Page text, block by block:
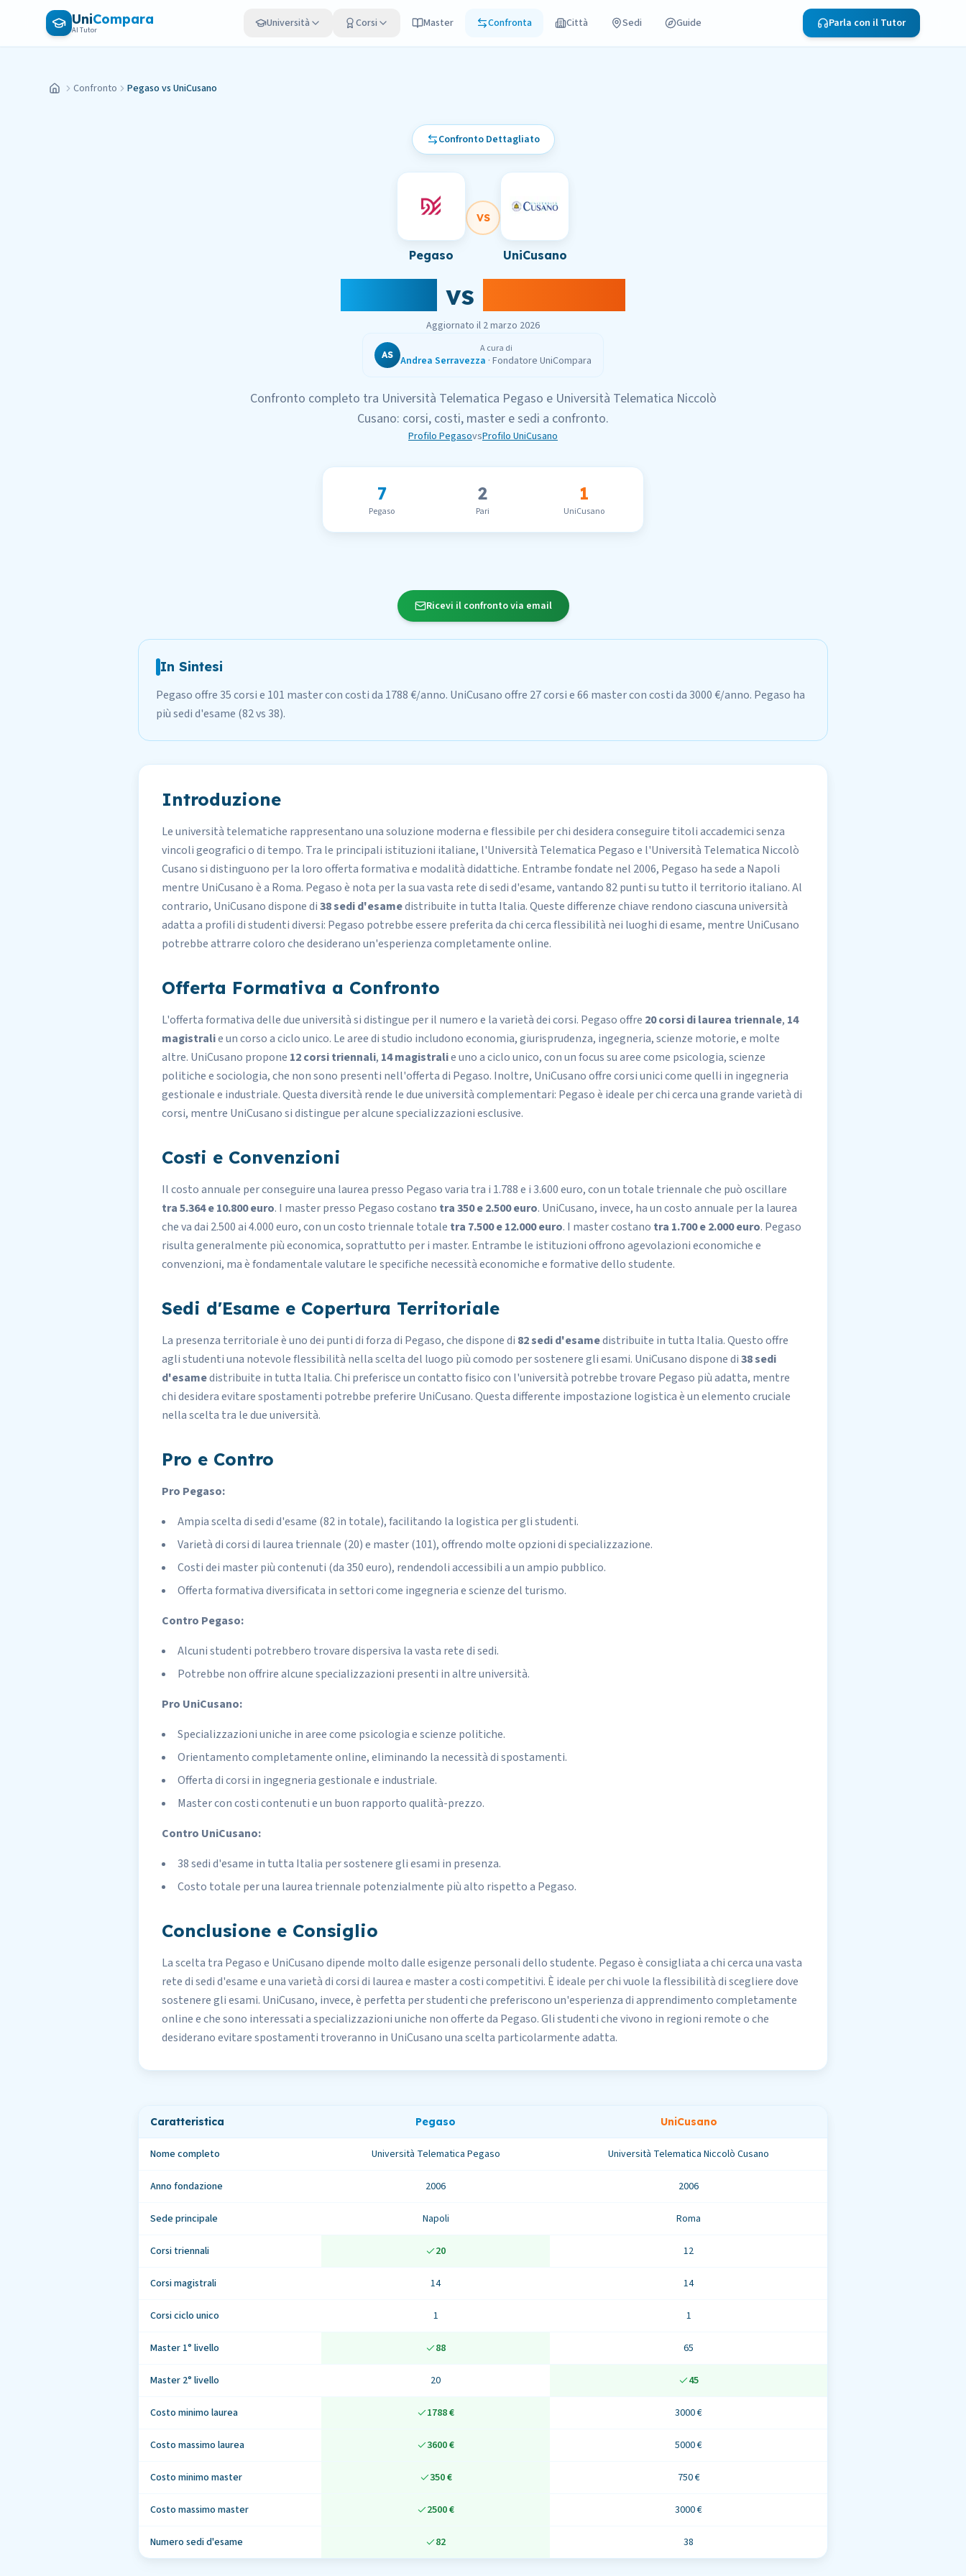
Vai al contenuto principale
UniCompara
AI Tutor Università Corsi Master Confronta Città Sedi Guide Parla con il Tutor
Home Confronto Pegaso vs UniCusano
Confronto Dettagliato
Pegaso
VS
UniCusano
vs
Aggiornato il 2 marzo 2026
AS
A cura di
Andrea Serravezza · Fondatore UniCompara
Confronto completo tra Università Telematica Pegaso e Università Telematica Niccolò
Cusano: corsi, costi, master e sedi a confronto.
ProfiloPegasovsProfiloUniCusano
7
Pegaso
2
Pari
1
UniCusano
Ricevi il confronto via email
In Sintesi
Pegaso offre 35 corsi e 101 master con costi da 1788 €/anno. UniCusano offre 27 corsi e 66 master con costi da 3000 €/anno. Pegaso ha
più sedi d'esame (82 vs 38).
Introduzione
Le università telematiche rappresentano una soluzione moderna e flessibile per chi desidera conseguire titoli accademici senza
vincoli geografici o di tempo. Tra le principali istituzioni italiane, l'Università Telematica Pegasoe l'Università Telematica Niccolò
Cusano si distinguono per la loro offerta formativa e modalità didattiche. Entrambe fondate nel 2006, Pegaso ha sede a Napoli
mentre UniCusanoè a Roma. Pegaso è nota per la sua vasta rete di sedi d'esame, vantando 82 punti su tutto il territorio italiano. Al
contrario, UniCusano dispone di38 sedi d'esamedistribuite in tutta Italia. Queste differenze chiave rendono ciascuna università
adatta a profili di studenti diversi: Pegaso potrebbe essere preferita da chi cerca flessibilità nei luoghi di esame, mentre UniCusano
potrebbe attrarre coloro che desiderano un'esperienza completamente online.
Offerta Formativa a Confronto
L'offerta formativa delle due università si distingue per il numero e la varietà dei corsi. Pegaso offre 20 corsi di laurea triennale, 14
magistralie un corso a ciclo unico. Le aree di studio includono economia, giurisprudenza, ingegneria, scienze motorie, e molte
altre. UniCusano propone 12 corsi triennali, 14 magistralie uno a ciclo unico, con un focus su aree come psicologia, scienze
politiche e sociologia, che non sono presenti nell'offerta di Pegaso. Inoltre, UniCusano offre corsi unici come quelli in ingegneria
gestionale e industriale. Questa diversità rende le due università complementari: Pegaso è ideale per chi cerca una grande varietà di
corsi, mentre UniCusano si distingue per alcune specializzazioni esclusive.
Costi e Convenzioni
Ilcostoannuale per conseguire una laurea presso Pegaso varia tra i 1.788 e i 3.600 euro, con un totale triennale che può oscillare
tra 5.364 e 10.800 euro. I master presso Pegaso costano tra 350 e 2.500 euro. UniCusano, invece, ha un costo annuale per la laurea
che va dai 2.500 ai 4.000 euro, con un costo triennale totale tra 7.500 e 12.000 euro. I master costano tra 1.700 e 2.000 euro. Pegaso
risulta generalmente più economica, soprattutto per i master. Entrambe le istituzioni offrono agevolazioni economiche e
convenzioni, ma è fondamentale valutare le specifiche necessità economiche e formative dello studente.
Sedi d'Esame e Copertura Territoriale
La presenza territoriale è uno dei punti di forza di Pegaso, che dispone di 82 sedi d'esamedistribuite in tutta Italia. Questo offre
agli studenti una notevole flessibilità nella scelta del luogo più comodo per sostenere gli esami. UniCusano dispone di38 sedi
d'esamedistribuite in tutta Italia. Chi preferisce un contatto fisico con l'università potrebbe trovare Pegaso più adatta, mentre
chi desidera evitare spostamenti potrebbe preferire UniCusano. Questa differente impostazione logistica è un elemento cruciale
nella scelta tra le due università.
Pro e Contro
Pro Pegaso:
Ampia scelta di sedi d'esame (82 in totale), facilitando la logistica per gli studenti.
Varietà di corsi di laurea triennale (20) e master (101), offrendo molte opzioni di specializzazione.
Costi dei master più contenuti (da 350 euro), rendendoli accessibili a un ampio pubblico.
Offerta formativa diversificata in settori come ingegneria e scienze del turismo.
Contro Pegaso:
Alcuni studenti potrebbero trovare dispersiva la vasta rete di sedi.
Potrebbe non offrire alcune specializzazioni presenti in altre università.
Pro UniCusano:
Specializzazioni uniche in aree come psicologia e scienze politiche.
Orientamento completamente online, eliminando la necessità di spostamenti.
Offerta di corsi in ingegneria gestionale e industriale.
Master con costi contenuti e un buon rapporto qualità-prezzo.
Contro UniCusano:
38 sedi d'esame in tutta Italia per sostenere gli esami in presenza.
Costo totale per una laurea triennale potenzialmente più alto rispetto a Pegaso.
Conclusione e Consiglio
La scelta tra Pegaso e UniCusano dipende molto dalle esigenze personali dello studente. Pegaso è consigliata a chi cerca una vasta
rete di sedi d'esame e una varietà di corsi di laurea e master a costi competitivi. È ideale per chi vuole la flessibilità disceglieredove
sostenere gli esami. UniCusano, invece, è perfetta per studenti che preferiscono un'esperienza di apprendimento completamente
online e che sono interessati a specializzazioni uniche non offerte da Pegaso. Gli studenti che vivono in regioni remote o che
desiderano evitare spostamenti troveranno in UniCusano una scelta particolarmente adatta.
Caratteristica Pegaso UniCusano
Nome completo Università Telematica Pegaso Università Telematica Niccolò Cusano
Anno fondazione 2006 2006
Sede principale Napoli Roma
Corsi triennali 20 12
Corsi magistrali 14 14
Corsi ciclo unico 1 1
Master 1° livello 88 65
Master 2° livello 20 45
Costo minimo laurea 1788 € 3000 €
Costo massimo laurea 3600 € 5000 €
Costo minimo master 350 € 750 €
Costo massimo master 2500 € 3000 €
Numero sedi d'esame 82 38